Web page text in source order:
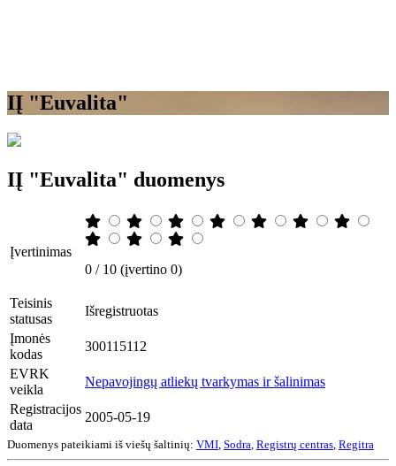
IĮ "Euvalita"
IĮ "Euvalita" duomenys
Įvertinimas
0 / 10 (įvertino 0)
Teisinis
statusas
Išregistruotas
Įmonės
kodas
300115112
EVRK
veikla
Nepavojingų atliekų tvarkymas ir šalinimas
Registracijos
data
2005-05-19
Duomenys pateikiami iš viešų šaltinių: VMI Sodra Registrų centras Regitra